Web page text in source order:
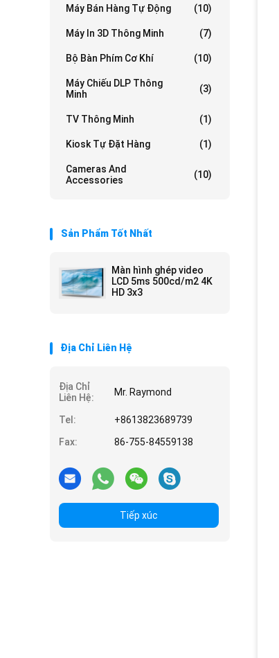
Máy Bán Hàng Tự Động (10)
Máy In 3D Thông Minh (7)
Bộ Bàn Phím Cơ Khí (10)
Máy Chiếu DLP Thông
Minh
(3)
TV Thông Minh (1)
Kiosk Tự Đặt Hàng (1)
Cameras And
Accessories
(10)
Sản Phẩm Tốt Nhất
Màn hình ghép video
LCD 5ms 500cd/m2 4K
HD 3x3
Địa Chỉ Liên Hệ
Địa Chỉ
Liên Hệ:
Mr. Raymond
Tel:
+8613823689739
Fax:
86-755-84559138
Tiếp xúc